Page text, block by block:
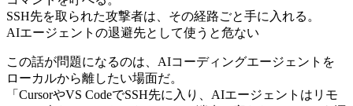
SSH先を取られた攻撃者は、その経路ごと手に入れる。
AIエージェントの退避先として使うと危ない
この話が問題になるのは、AIコーディングエージェントを
ローカルから離したい場面だ。
「CursorやVS CodeでSSH先に入り、AIエージェントはリモ